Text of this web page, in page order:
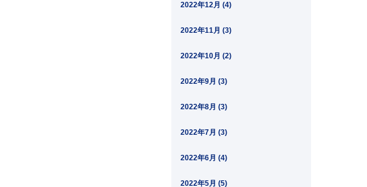
2022年12月 (4)
2022年11月 (3)
2022年10月 (2)
2022年9月 (3)
2022年8月 (3)
2022年7月 (3)
2022年6月 (4)
2022年5月 (5)